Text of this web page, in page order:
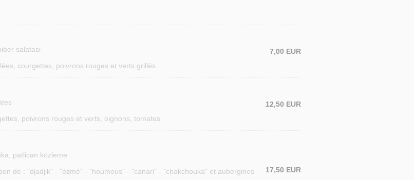
salatasi
courgettes, poivrons rouges et verts grillés
7,00 EUR
poivrons rouges et verts, oignons, tomates
12,50 EUR
patlican közleme
de : "djadjik" - "ézmé" - "houmous" - "canari" - "chakchouka" et aubergines
17,50 EUR